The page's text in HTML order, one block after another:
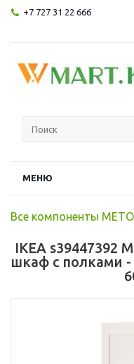
+7 727 31 22 666
МЕНЮ
Все компоненты
IKEA s39447392
шкаф с полками